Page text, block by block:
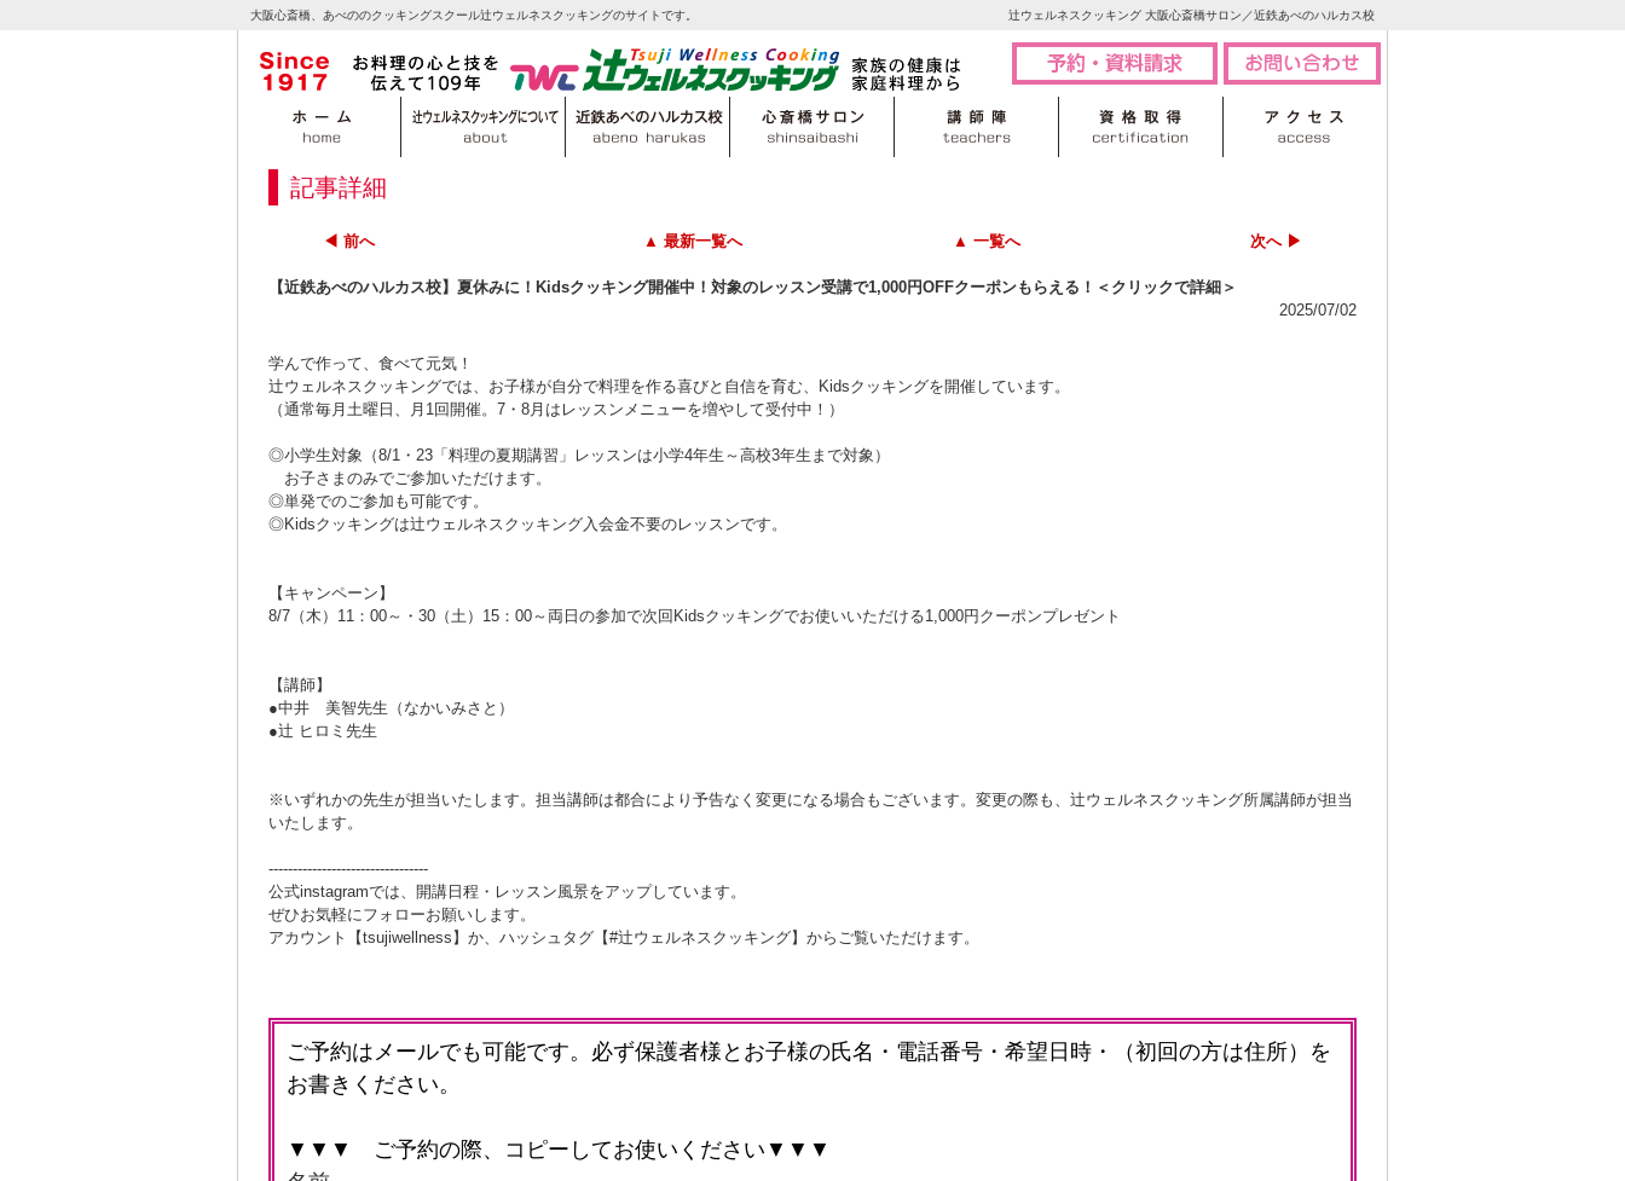
大阪心斎橋、あべののクッキングスクール辻ウェルネスクッキングのサイトです。 辻ウェルネスクッキング 大阪心斎橋サロン／近鉄あべのハルカス校
記事詳細
◀ 前へ ▲ 最新一覧へ ▲ 一覧へ 次へ ▶
【近鉄あべのハルカス校】夏休みに！Kidsクッキング開催中！対象のレッスン受講で1,000円OFFクーポンもらえる！＜クリックで詳細＞
2025/07/02
学んで作って、食べて元気！
辻ウェルネスクッキングでは、お子様が自分で料理を作る喜びと自信を育む、Kidsクッキングを開催しています。
（通常毎月土曜日、月1回開催。7・8月はレッスンメニューを増やして受付中！）
◎小学生対象（8/1・23「料理の夏期講習」レッスンは小学4年生～高校3年生まで対象）
お子さまのみでご参加いただけます。
◎単発でのご参加も可能です。
◎Kidsクッキングは辻ウェルネスクッキング入会金不要のレッスンです。
【キャンペーン】
8/7（木）11：00～・30（土）15：00～両日の参加で次回Kidsクッキングでお使いいただける1,000円クーポンプレゼント
【講師】
●中井 美智先生（なかいみさと）
●辻 ヒロミ先生
※いずれかの先生が担当いたします。担当講師は都合により予告なく変更になる場合もございます。変更の際も、辻ウェルネスクッキング所属講師が担当
いたします。
---------------------------------
公式instagramでは、開講日程・レッスン風景をアップしています。
ぜひお気軽にフォローお願いします。
アカウント【tsujiwellness】か、ハッシュタグ【#辻ウェルネスクッキング】からご覧いただけます。
ご予約はメールでも可能です。必ず保護者様とお子様の氏名・電話番号・希望日時・（初回の方は住所）を
お書きください。
▼▼▼ ご予約の際、コピーしてお使いください▼▼▼